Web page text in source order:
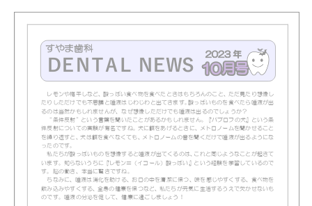
ホワイトニング